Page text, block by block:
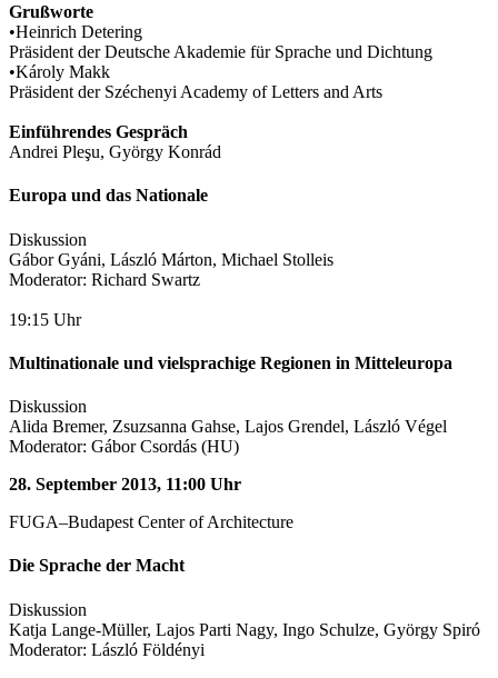
Grußworte
•Heinrich Detering
Präsident der Deutsche Akademie für Sprache und Dichtung
•Károly Makk
Präsident der Széchenyi Academy of Letters and Arts
Einführendes Gespräch
Andrei Pleşu, György Konrád
Europa und das Nationale
Diskussion
Gábor Gyáni, László Márton, Michael Stolleis
Moderator: Richard Swartz
19:15 Uhr
Multinationale und vielsprachige Regionen in Mitteleuropa
Diskussion
Alida Bremer, Zsuzsanna Gahse, Lajos Grendel, László Végel
Moderator: Gábor Csordás (HU)
28. September 2013, 11:00 Uhr
FUGA–Budapest Center of Architecture
Die Sprache der Macht
Diskussion
Katja Lange-Müller, Lajos Parti Nagy, Ingo Schulze, György Spiró
Moderator: László Földényi